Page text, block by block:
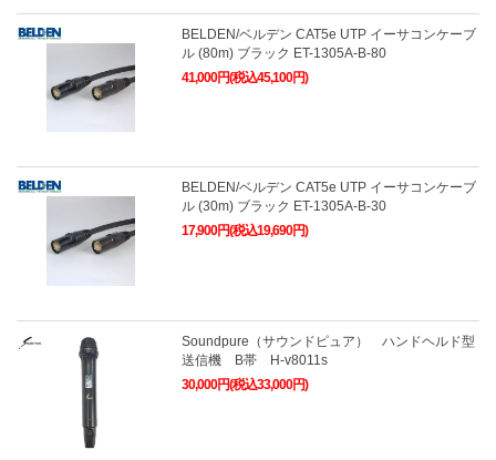
BELDEN/ベルデン CAT5e UTP イーサコンケーブ
ル (80m) ブラック ET-1305A-B-80
41,000円(税込45,100円)
BELDEN/ベルデン CAT5e UTP イーサコンケーブ
ル (30m) ブラック ET-1305A-B-30
17,900円(税込19,690円)
Soundpure（サウンドピュア） ハンドヘルド型
送信機 B帯 H-v8011s
30,000円(税込33,000円)